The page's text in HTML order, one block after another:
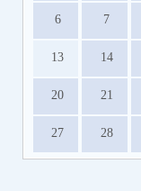
6 7
13 14
20 21
27 28